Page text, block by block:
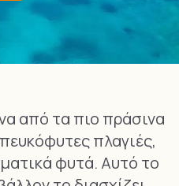
από τα πιο πράσινα
πλαγιές,
φυτά. Αυτό το